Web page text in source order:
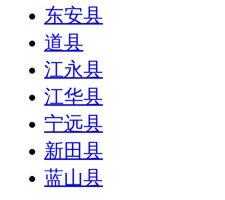
东安县
道县
江永县
江华县
宁远县
新田县
蓝山县